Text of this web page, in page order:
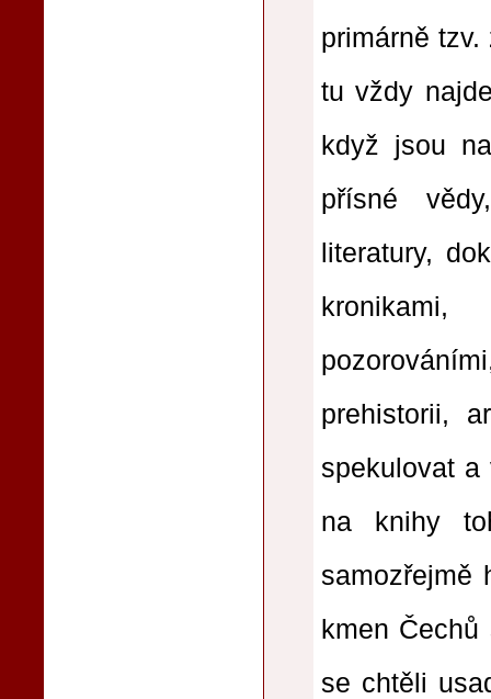
primárně
tu vždy
když jsou
přísné
literatury,
prehistorii,
spekulovat
na knihy
samozřejmě
kmen
se chtěli